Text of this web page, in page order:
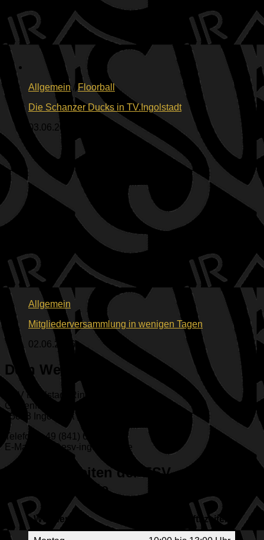
Allgemein/Floorball
Die Schanzer Ducks in TV.Ingolstadt
03.06.2026
Allgemein
Mitgliederversammlung in wenigen Tagen
02.06.2026
Dein Weg zu uns
ESV Ingolstadt-Ringsee e.V.
Geisenfelder Straße 1
85053 Ingolstadt
Telefon: +49 (841) 65313
E-Mail: info@esv-ingolstadt.de
Geschäftszeiten der ESV-
Geschäftsstelle
Wochentag Geschäftszeiten